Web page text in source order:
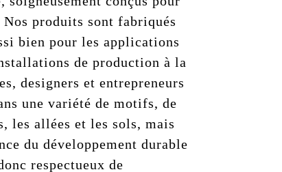
produits sont fabriqués
bien pour les applications
de production à la
designers et entrepreneurs
une variété de motifs, de
les allées et les sols, mais
du développement durable
respectueux de